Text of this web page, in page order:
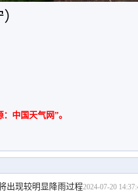
中国天气网”。
出现较明显降雨过程2024-07-20